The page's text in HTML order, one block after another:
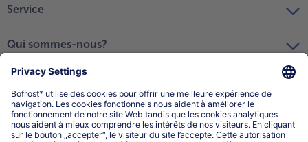
Service
Qui sommes-nous?
Catégories